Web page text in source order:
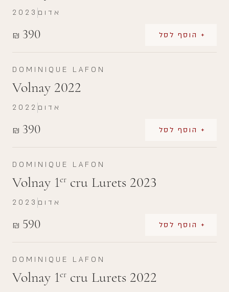
₪ 390 + הוסף לסל
2023 אדום
DOMINIQUE LAFON
Volnay 2022
₪ 390 + הוסף לסל
2022 אדום
DOMINIQUE LAFON
Volnay 1er cru Lurets 2023
₪ 590 + הוסף לסל
2023 אדום
DOMINIQUE LAFON
Volnay 1er cru Lurets 2022